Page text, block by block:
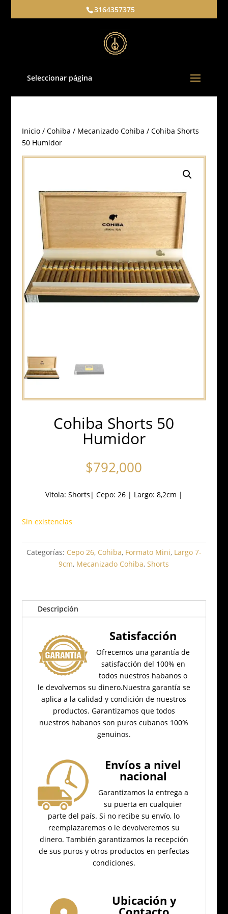
3164357375
Seleccionar página
Inicio/ Cohiba / Mecanizado Cohiba / Cohiba Shorts
50 Humidor
Cohiba Shorts 50
Humidor
$792,000
Vitola: Shorts | Cepo: 26| Largo: 8,2cm |
Sin existencias
Categorías: Cepo 26, Cohiba, Formato Mini, Largo 7-
9cm, Mecanizado Cohiba,Shorts
Descripción
Satisfacción
Ofrecemos una garantía de
satisfacción del 100% en
todos nuestros habanos o
le devolvemos su dinero.Nuestra garantía se
aplica a la calidad y condición de nuestros
productos. Garantizamos que todos
nuestros habanos son puros cubanos 100%
genuinos.
Envíos a nivel
nacional
Garantizamos la entrega a
su puerta en cualquier
parte del país. Si no recibe su envío, lo
reemplazaremos o le devolveremos su
dinero. También garantizamos la recepción
de sus puros y otros productos en perfectas
condiciones.
Ubicación y